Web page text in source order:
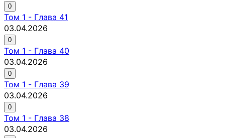
0
Том 1 - Глава 41
03.04.2026
0
Том 1 - Глава 40
03.04.2026
0
Том 1 - Глава 39
03.04.2026
0
Том 1 - Глава 38
03.04.2026